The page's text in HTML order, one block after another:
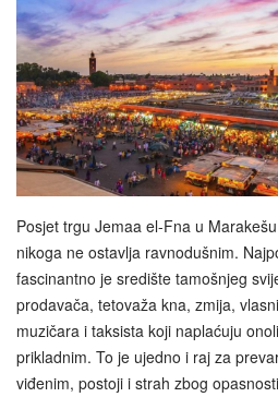
Posjet trgu Jemaa el-Fna u
nikoga ne ostavlja ravnodušnim.
fascinantno je središte tamošnjeg
prodavača, tetovaža kna, zmija,
muzičara i taksista koji naplaćuju
prikladnim. To je ujedno i raj za
viđenim, postoji i strah zbog